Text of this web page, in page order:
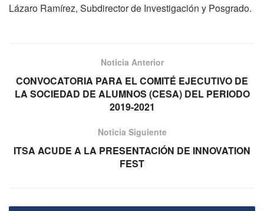
Lázaro Ramírez, Subdirector de Investigación y Posgrado.
Noticia Anterior
CONVOCATORIA PARA EL COMITÉ EJECUTIVO DE
LA SOCIEDAD DE ALUMNOS (CESA) DEL PERIODO
2019-2021
Noticia Siguiente
ITSA ACUDE A LA PRESENTACIÓN DE INNOVATION
FEST